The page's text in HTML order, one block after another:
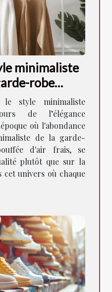
minimaliste
robe
le style minimaliste
de l’élégance
où l'abondance
de la garde-
d'air frais, se
plutôt que sur la
cet univers où chaque